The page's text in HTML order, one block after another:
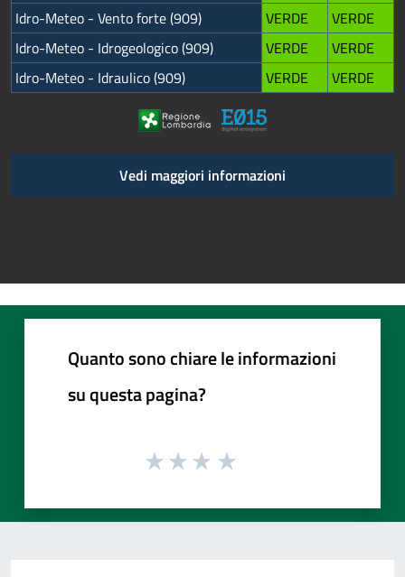
Idro-Meteo - Vento forte (909) VERDE
VERDE
Idro-Meteo - Idrogeologico (909)
VERDE
VERDE
Idro-Meteo - Idraulico (909)
VERDE VERDE
Vedi maggiori informazioni
Quanto sono chiare le informazioni
su questa pagina?